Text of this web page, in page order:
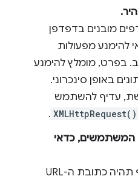
מובנים בדפדפן
להימנע מפעולות
בפרט, מומלץ להימנע
באופן סינכרוני.
עדיף להשתמש
XMLHttpRequest()
.
המשתמשים, כדאי
בלי כותרת, כותרת הדף תהיה כתובת ה-URL